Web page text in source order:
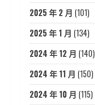
2025 年 2 月 (101)
2025 年 1 月 (134)
2024 年 12 月 (140)
2024 年 11 月 (150)
2024 年 10 月 (115)